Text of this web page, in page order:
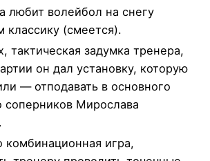
любит волейбол на снегу
классику (смеется).
тактическая задумка тренера,
он дал установку, которую
— отподавать в основного
соперников Мирослава
игра,